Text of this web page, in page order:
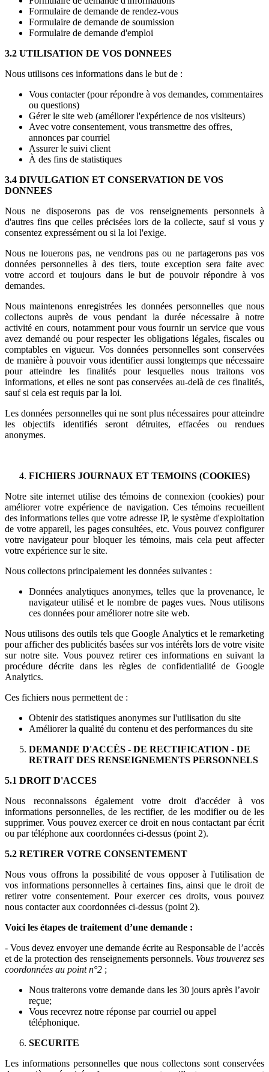
Formulaire de demande de rendez-vous
Formulaire de demande de soumission
Formulaire de demande d'emploi
3.2 UTILISATION DE VOS DONNEES
Nous utilisons ces informations dans le but de :
Vous contacter (pour répondre à vos demandes, commentaires
ou questions)
Gérer le site web (améliorer l'expérience de nos visiteurs)
Avec votre consentement, vous transmettre des offres,
annonces par courriel
Assurer le suivi client
À des fins de statistiques
3.4 DIVULGATION ET CONSERVATION DE VOS
DONNEES
Nous ne disposerons pas de vos renseignements personnels à
d'autres fins que celles précisées lors de la collecte, sauf si vous y
consentez expressément ou si la loi l'exige.
Nous ne louerons pas, ne vendrons pas ou ne partagerons pas vos
données personnelles à des tiers, toute exception sera faite avec
votre accord et toujours dans le but de pouvoir répondre à vos
demandes.
Nous maintenons enregistrées les données personnelles que nous
collectons auprès de vous pendant la durée nécessaire à notre
activité en cours, notamment pour vous fournir un service que vous
avez demandé ou pour respecter les obligations légales, fiscales ou
comptables en vigueur. Vos données personnelles sont conservées
de manière à pouvoir vous identifier aussi longtemps que nécessaire
pour atteindre les finalités pour lesquelles nous traitons vos
informations, et elles ne sont pas conservées au-delà de ces finalités,
sauf si cela est requis par la loi.
Les données personnelles qui ne sont plus nécessaires pour atteindre
les objectifs identifiés seront détruites, effacées ou rendues
anonymes.
FICHIERS JOURNAUX ET TEMOINS (COOKIES)
Notre site internet utilise des témoins de connexion (cookies) pour
améliorer votre expérience de navigation. Ces témoins recueillent
des informations telles que votre adresse IP, le système d'exploitation
de votre appareil, les pages consultées, etc. Vous pouvez configurer
votre navigateur pour bloquer les témoins, mais cela peut affecter
votre expérience sur le site.
Nous collectons principalement les données suivantes :
Données analytiques anonymes, telles que la provenance, le
navigateur utilisé et le nombre de pages vues. Nous utilisons
ces données pour améliorer notre site web.
Nous utilisons des outils tels que Google Analytics et le remarketing
pour afficher des publicités basées sur vos intérêts lors de votre visite
sur notre site. Vous pouvez retirer ces informations en suivant la
procédure décrite dans les règles de confidentialité de Google
Analytics.
Ces fichiers nous permettent de :
Obtenir des statistiques anonymes sur l'utilisation du site
Améliorer la qualité du contenu et des performances du site
DEMANDE D'ACCÈS - DE RECTIFICATION - DE
RETRAIT DES RENSEIGNEMENTS PERSONNELS
5.1 DROIT D'ACCES
Nous reconnaissons également votre droit d'accéder à vos
informations personnelles, de les rectifier, de les modifier ou de les
supprimer. Vous pouvez exercer ce droit en nous contactant par écrit
ou par téléphone aux coordonnées ci-dessus (point 2).
5.2 RETIRER VOTRE CONSENTEMENT
Nous vous offrons la possibilité de vous opposer à l'utilisation de
vos informations personnelles à certaines fins, ainsi que le droit de
retirer votre consentement. Pour exercer ces droits, vous pouvez
nous contacter aux coordonnées ci-dessus (point 2).
Voici les étapes de traitement d’une demande :
- Vous devez envoyer une demande écrite au Responsable de l’accès
et de la protection des renseignements personnels. Vous trouverez ses
coordonnées au point n°2 ;
Nous traiterons votre demande dans les 30 jours après l’avoir
reçue;
Vous recevrez notre réponse par courriel ou appel
téléphonique.
SECURITE
Les informations personnelles que nous collectons sont conservées